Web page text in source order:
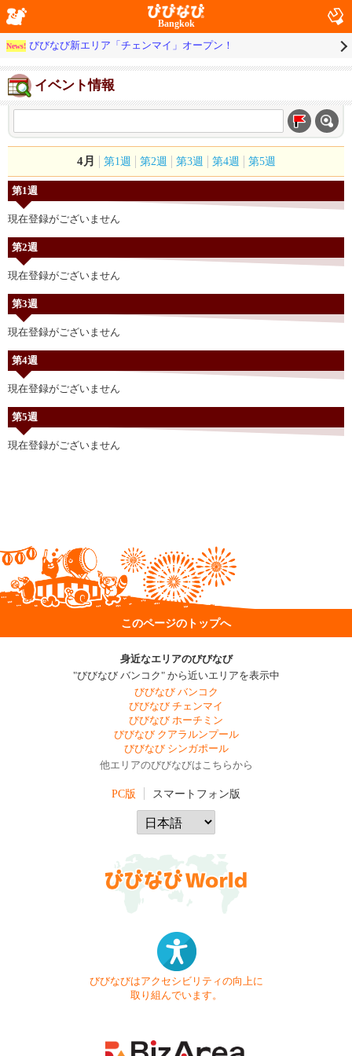
Bangkok
News! びびなび新エリア「チェンマイ」オープン！
イベント情報
4月 第1週 第2週 第3週 第4週 第5週
第1週
現在登録がございません
第2週
現在登録がございません
第3週
現在登録がございません
第4週
現在登録がございません
第5週
現在登録がございません
このページのトップへ
身近なエリアのびびなび
"びびなび バンコク" から近いエリアを表示中
びびなび バンコク
びびなび チェンマイ
びびなび ホーチミン
びびなび クアラルンプール
びびなび シンガポール
他エリアのびびなびはこちらから
PC版 スマートフォン版
びびなびはアクセシビリティの向上に
取り組んでいます。